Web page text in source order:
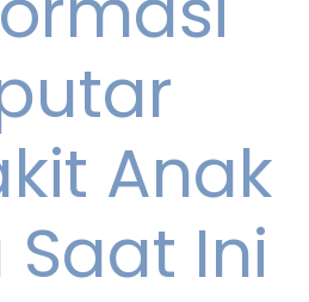
Anak
Ini